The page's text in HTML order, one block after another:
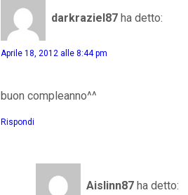
darkraziel87 ha detto:
Aprile 18, 2012 alle 8:44 pm
buon compleanno^^
Rispondi
Aislinn87 ha detto: